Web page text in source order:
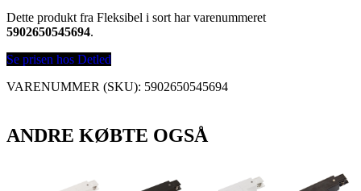
Dette produkt fra Fleksibel i sort har varenummeret
5902650545694.
Se prisen hos Detled
VARENUMMER (SKU): 5902650545694
ANDRE KØBTE OGSÅ